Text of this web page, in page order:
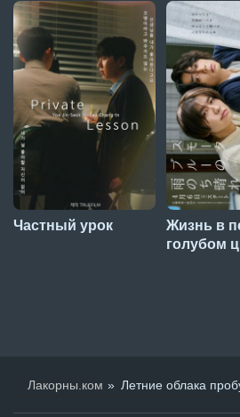
Частный урок
Жизнь в
голубом
Лакорны.ком Летние облака